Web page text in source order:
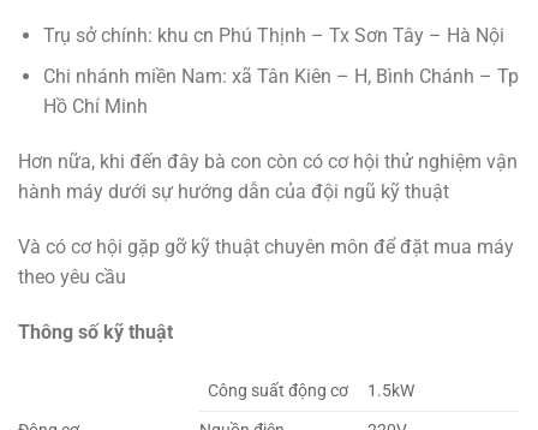
Trụ sở chính: khu cn Phú Thịnh – Tx Sơn Tây – Hà Nội
Chi nhánh miền Nam: xã Tân Kiên – H, Bình Chánh – Tp
Hồ Chí Minh
Hơn nữa, khi đến đây bà con còn có cơ hội thử nghiệm vận
hành máy dưới sự hướng dẫn của đội ngũ kỹ thuật
Và có cơ hội gặp gỡ kỹ thuật chuyên môn để đặt mua máy
theo yêu cầu
Thông số kỹ thuật
Công suất động cơ
1.5kW